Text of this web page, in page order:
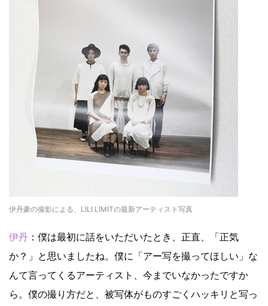
伊丹豪の撮影による、LILI LIMITの最新アーティスト写真
伊丹 ：僕は最初に話をいただいたとき、正直、「正気
か？」と思いましたね。僕に「アー写を撮ってほしい」な
んて言ってくるアーティスト、今までいなかったですか
ら。僕の撮り方だと、被写体がものすごくハッキリと写っ